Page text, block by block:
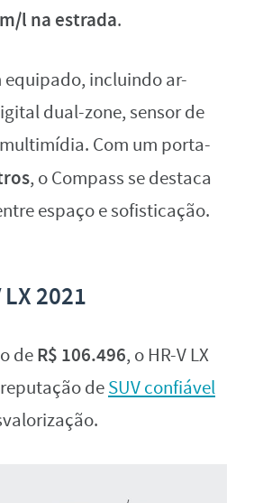
l na estrada.
equipado, incluindo ar-
dual-zone, sensor de
Com um porta-
, o Compass se destaca
espaço e sofisticação.
2021
deR$ 106.496, o HR-V LX
deSUV confiável